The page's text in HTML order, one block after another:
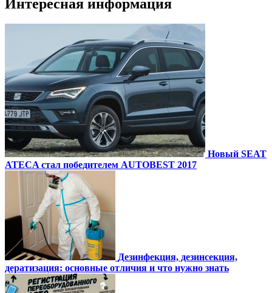
Интересная информация
Новый SEAT
ATECA стал победителем AUTOBEST 2017
Дезинфекция, дезинсекция,
дератизация: основные отличия и что нужно знать